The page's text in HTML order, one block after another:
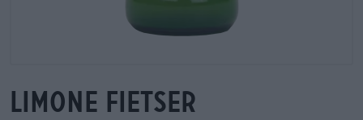
limone Fietser